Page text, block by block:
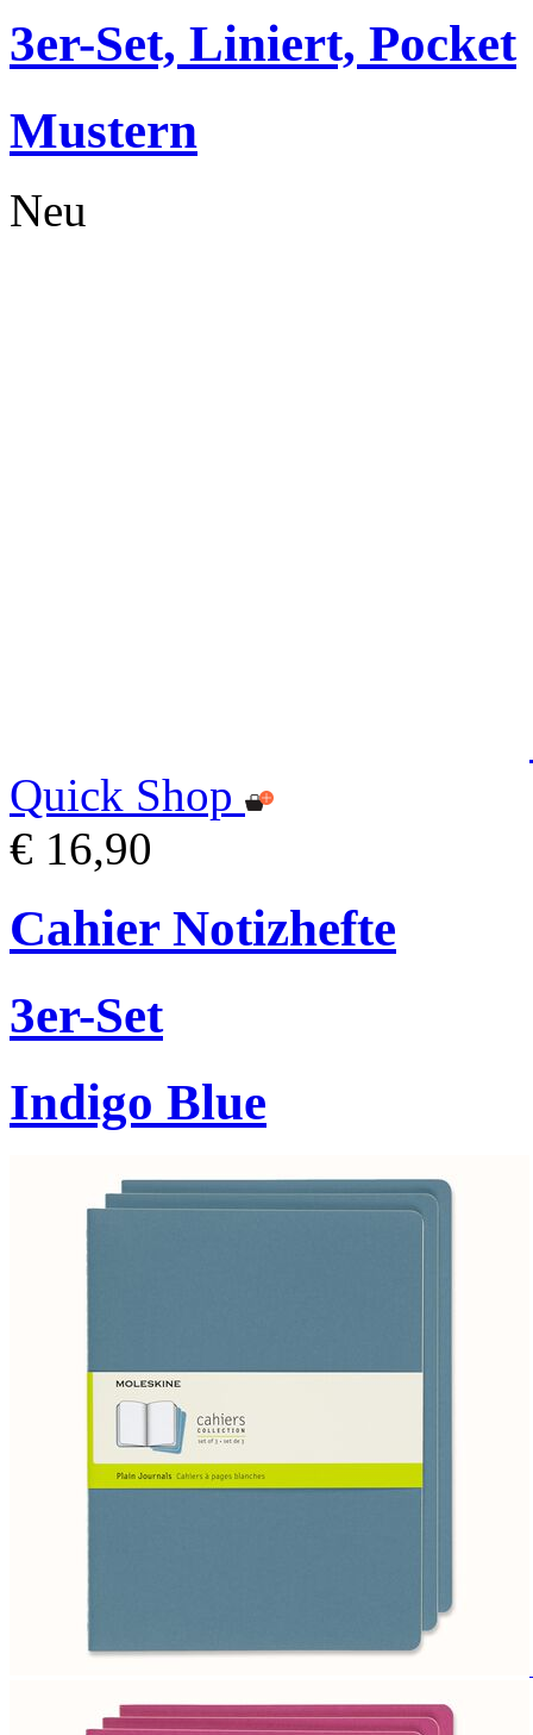
3er-Set, Liniert, Pocket
Mustern
Neu
Quick Shop
€ 16,90
Cahier Notizhefte
3er-Set
Indigo Blue